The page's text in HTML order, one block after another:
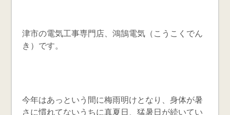
津市の電気工事専門店、鴻鵠電気（こうこくでん
き）です。
今年はあっという間に梅雨明けとなり、身体が暑
さに慣れてないうちに真夏日、猛暑日が続いてい